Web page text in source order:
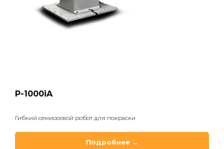
P-1000iA
Гибкий семиосевой робот для покраски
Подробнее →